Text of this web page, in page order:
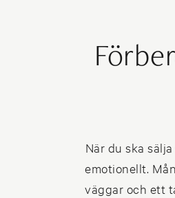
När du ska
emotionellt.
väggar och ett